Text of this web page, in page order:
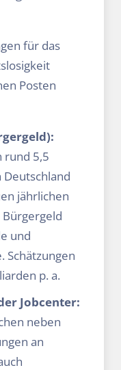
für das
Posten
rund 5,5
jährlichen
und
Schätzungen
p. a.
Jobcenter:
neben
an